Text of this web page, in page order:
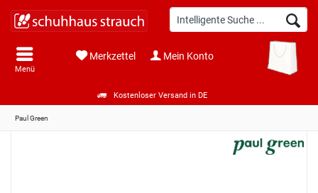
Kostenloser Versand in DE
Menü
Merkzettel Mein Konto
Paul Green